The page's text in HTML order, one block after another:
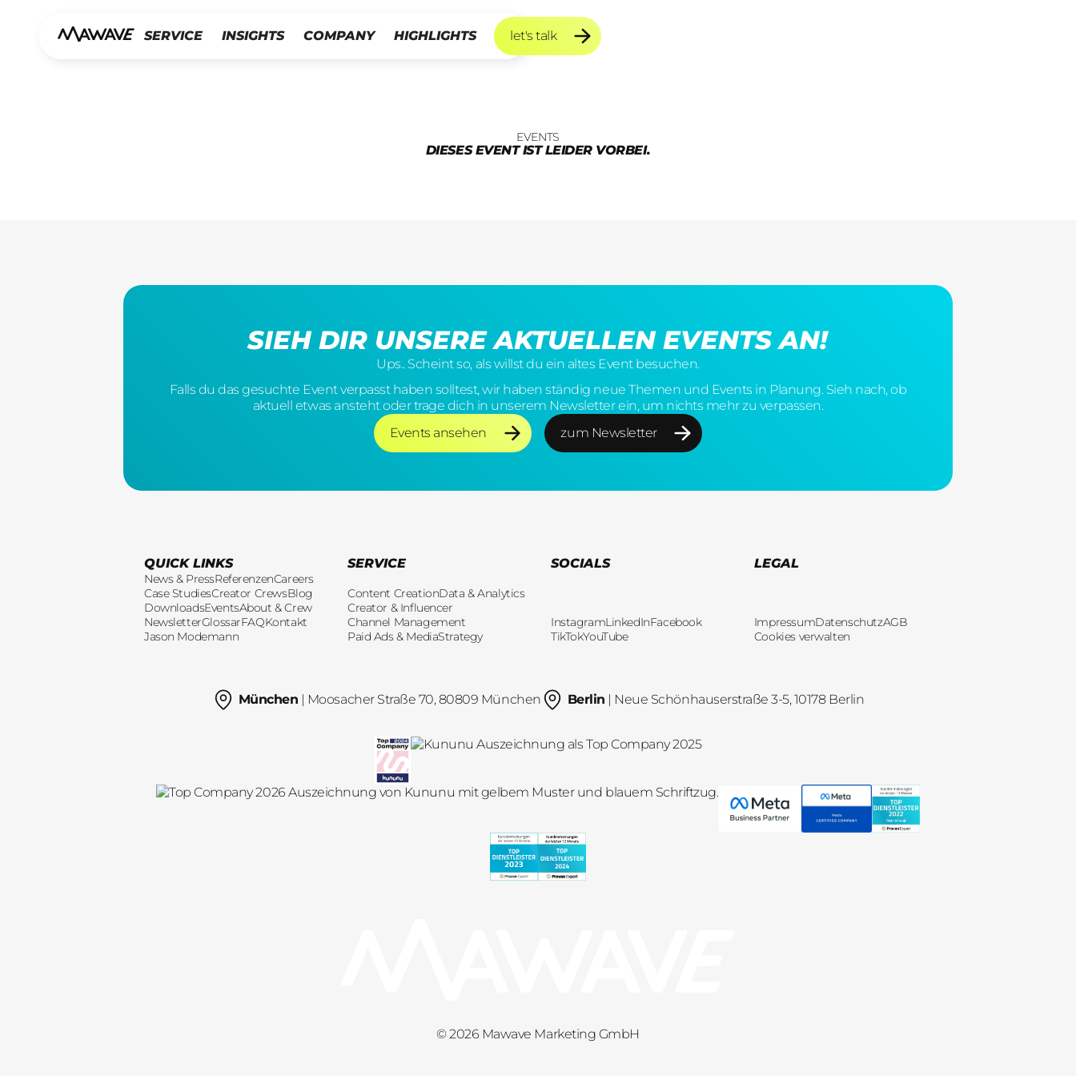
SERVICE INSIGHTS COMPANY HIGHLIGHTS
let's talk
let's talk
EVENTS
DIESES EVENT IST LEIDER VORBEI.
SIEH DIR UNSERE AKTUELLEN EVENTS AN!
Ups.. Scheint so, als willst du ein altes Event besuchen.
Falls du das gesuchte Event verpasst haben solltest, wir haben ständig neue Themen und Events in Planung. Sieh nach, ob
aktuell etwas ansteht oder trage dich in unserem Newsletter ein, um nichts mehr zu verpassen.
Events ansehen
Events ansehen
zum Newsletter
zum Newsletter
QUICK LINKS
News & PressReferenzenCareers
Case StudiesCreator CrewsBlog
DownloadsEventsAbout & Crew
NewsletterGlossarFAQKontakt
Jason Modemann
SERVICE
Content CreationData & Analytics
Creator & Influencer
Channel Management
Paid Ads & MediaStrategy
SOCIALS
InstagramLinkedInFacebook
TikTokYouTube
LEGAL
ImpressumDatenschutzAGB
Cookies verwalten
München | Moosacher Straße 70, 80809 München Berlin | Neue Schönhauserstraße 3-5, 10178 Berlin
© 2026 Mawave Marketing GmbH